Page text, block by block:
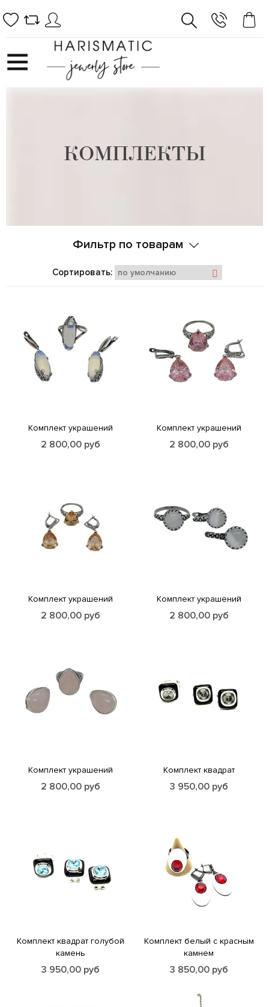
КОМПЛЕКТЫ
Фильтр по товарам
Сортировать:
Комплект украшений
2 800,00 руб
Комплект украшений
2 800,00 руб
Комплект украшений
2 800,00 руб
Комплект украшений
2 800,00 руб
Комплект украшений
2 800,00 руб
Комплект квадрат
3 950,00 руб
Комплект квадрат голубой
камень
3 950,00 руб
Комплект белый с красным
камнем
3 850,00 руб